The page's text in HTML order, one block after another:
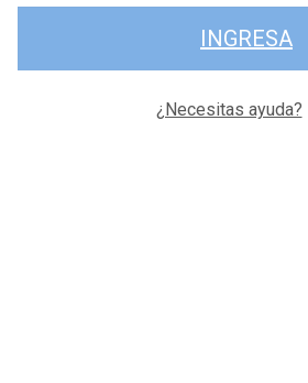
INGRESA
¿Necesitas ayuda?